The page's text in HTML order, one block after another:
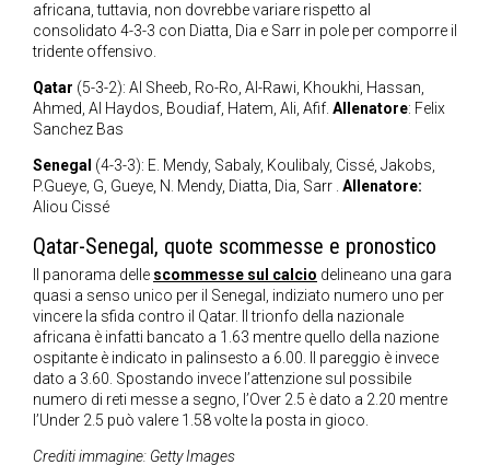
africana, tuttavia, non dovrebbe variare rispetto al
consolidato 4-3-3 con Diatta, Dia e Sarr in pole per comporre il
tridente offensivo.
Qatar (5-3-2): Al Sheeb, Ro-Ro, Al-Rawi, Khoukhi, Hassan,
Ahmed, Al Haydos, Boudiaf, Hatem, Ali, Afif. Allenatore: Felix
Sanchez Bas
Senegal (4-3-3): E. Mendy, Sabaly, Koulibaly, Cissé, Jakobs,
P.Gueye, G, Gueye, N. Mendy, Diatta, Dia, Sarr . Allenatore:
Aliou Cissé
Qatar-Senegal, quote scommesse e pronostico
Il panorama delle scommesse sul calcio delineano una gara
quasi a senso unico per il Senegal, indiziato numero uno per
vincere la sfida contro il Qatar. Il trionfo della nazionale
africana è infatti bancato a 1.63 mentre quello della nazione
ospitante è indicato in palinsesto a 6.00. Il pareggio è invece
dato a 3.60. Spostando invece l’attenzione sul possibile
numero di reti messe a segno, l’Over 2.5 è dato a 2.20 mentre
l’Under 2.5 può valere 1.58 volte la posta in gioco.
Crediti immagine: Getty Images